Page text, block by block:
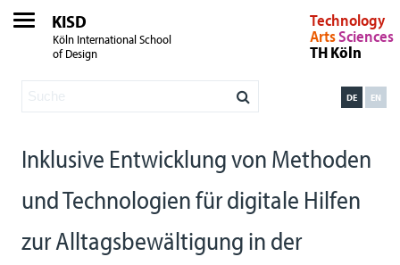
KISD
Köln International School
of Design
Technology
ArtsSciences
TH Köln
EN
DE
Inklusive Entwicklung von Methoden
und Technologien für digitale Hilfen
zur Alltagsbewältigung in der